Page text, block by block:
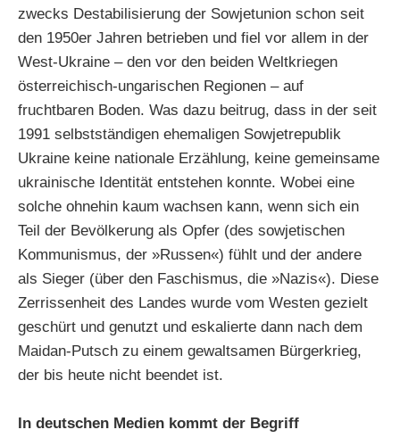
zwecks Destabilisierung der Sowjetunion schon seit
den 1950er Jahren betrieben und fiel vor allem in der
West-Ukraine – den vor den beiden Weltkriegen
österreichisch-ungarischen Regionen – auf
fruchtbaren Boden. Was dazu beitrug, dass in der seit
1991 selbstständigen ehemaligen Sowjetrepublik
Ukraine keine nationale Erzählung, keine gemeinsame
ukrainische Identität entstehen konnte. Wobei eine
solche ohnehin kaum wachsen kann, wenn sich ein
Teil der Bevölkerung als Opfer (des sowjetischen
Kommunismus, der »Russen«) fühlt und der andere
als Sieger (über den Faschismus, die »Nazis«). Diese
Zerrissenheit des Landes wurde vom Westen gezielt
geschürt und genutzt und eskalierte dann nach dem
Maidan-Putsch zu einem gewaltsamen Bürgerkrieg,
der bis heute nicht beendet ist.
In deutschen Medien kommt der Begriff